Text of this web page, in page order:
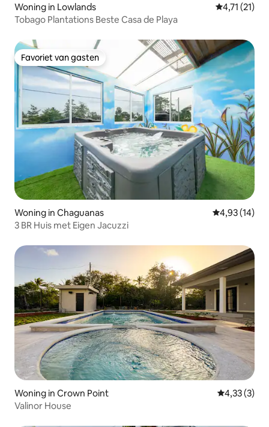
Woning in Lowlands Gemiddelde
4,71 (21)
Tobago Plantations Beste Casa de Playa
Favoriet van gasten
Favoriet van gasten
Woning in Chaguanas Gemiddelde
4,93 (14)
3 BR Huis met Eigen Jacuzzi
Woning in Crown Point
4,33 (3)
Valinor House